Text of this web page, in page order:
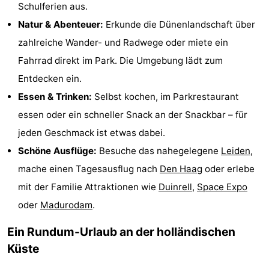
Zee
Alkmaar
aan
Noordhollands
-
aan
Natur
Kennermerland
-
Haarlem
Zandvoort
Südholland
Schulferien aus.
Natur & Abenteuer: Erkunde die Dünenlandschaft über
zahlreiche Wander- und Radwege oder miete ein
Fahrrad direkt im Park. Die Umgebung lädt zum
Entdecken ein.
Essen & Trinken: Selbst kochen, im Parkrestaurant
essen oder ein schneller Snack an der Snackbar – für
jeden Geschmack ist etwas dabei.
Schöne Ausflüge: Besuche das nahegelegene Leiden,
mache einen Tagesausflug nach Den Haag oder erlebe
mit der Familie Attraktionen wie Duinrell, Space Expo
oder Madurodam.
Ein Rundum-Urlaub an der holländischen
Küste